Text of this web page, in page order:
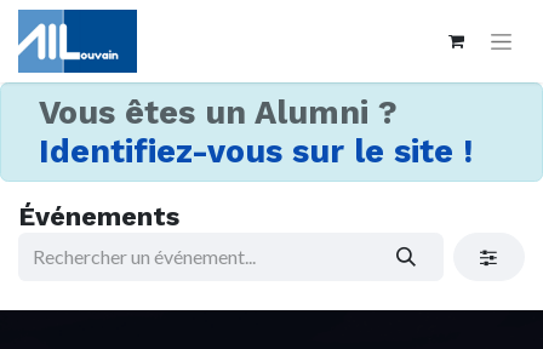
Vous êtes un Alumni ?
Identifiez-vous sur le site !
Événements